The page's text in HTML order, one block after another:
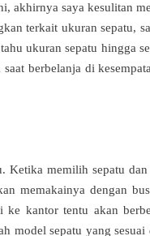
akhirnya saya kesulitan
terkait ukuran sepatu,
ukuran sepatu hingga
berbelanja di
Ketika memilih sepatu
memakainya dengan
kantor tentu akan
model sepatu yang sesuai